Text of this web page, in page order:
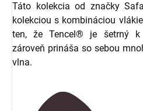
Táto kolekcia od značky
kolekciou s kombináciou
ten, že Tencel® je šetrný k
zároveň prináša so sebou
vlna.